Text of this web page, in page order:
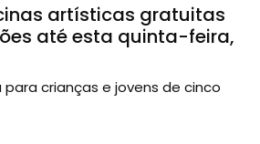
artísticas gratuitas
até esta quinta-feira,
crianças e jovens de cinco